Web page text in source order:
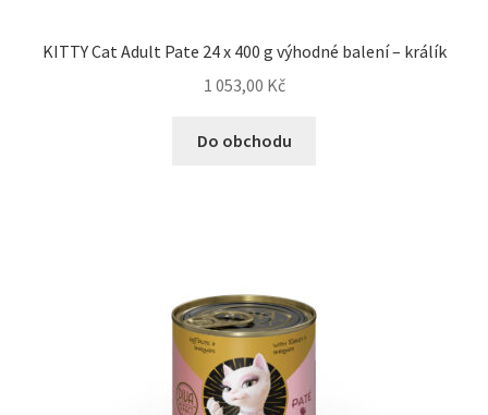
KITTY Cat Adult Pate 24 x 400 g výhodné balení – králík
1 053,00 Kč
Do obchodu